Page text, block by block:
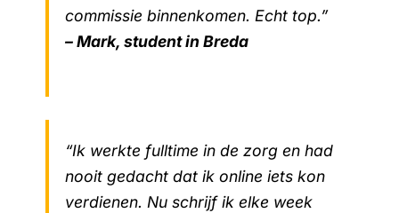
commissie binnenkomen. Echt top.”
– Mark, student in Breda
“Ik werkte fulltime in de zorg en had
nooit gedacht dat ik online iets kon
verdienen. Nu schrijf ik elke week